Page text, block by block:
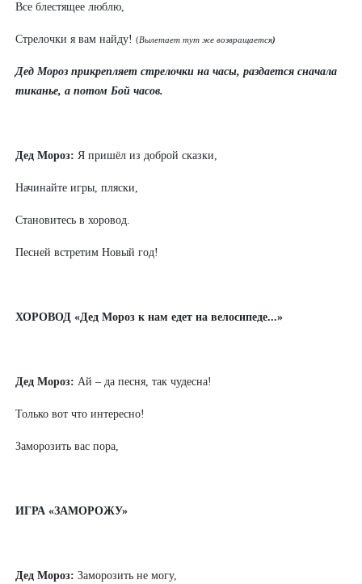
Все блестящее люблю,
Стрелочки я вам найду!(Вылетает тут же возвращается)
Дед Мороз прикрепляет стрелочки на часы, раздается сначала
тиканье, а потом Бой часов.
Дед Мороз: Я пришёл из доброй сказки,
Начинайте игры, пляски,
Становитесь в хоровод.
Песней встретим Новый год!
ХОРОВОД «Дед Мороз к нам едет на велосипеде...»
Дед Мороз: Ай – да песня, так чудесна!
Только вот что интересно!
Заморозить вас пора,
ИГРА «ЗАМОРОЖУ»
Дед Мороз: Заморозить не могу,